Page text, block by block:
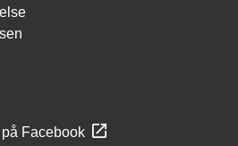
Facebook